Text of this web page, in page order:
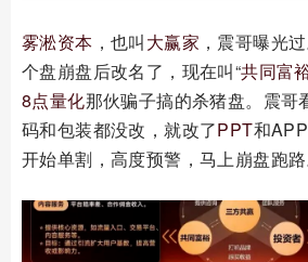
雾淞资本 ，也叫大赢家 ，震哥曝光
个盘崩盘后改名了，现在叫“共同富
8点量化那伙骗子搞的杀猪盘。震哥
码和包装都没改，就改了PPT和
开始单割，高度预警，马上崩盘跑路